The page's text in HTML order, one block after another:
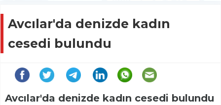
Avcılar'da denizde kadın
cesedi bulundu
Avcılar'da denizde kadın cesedi bulundu